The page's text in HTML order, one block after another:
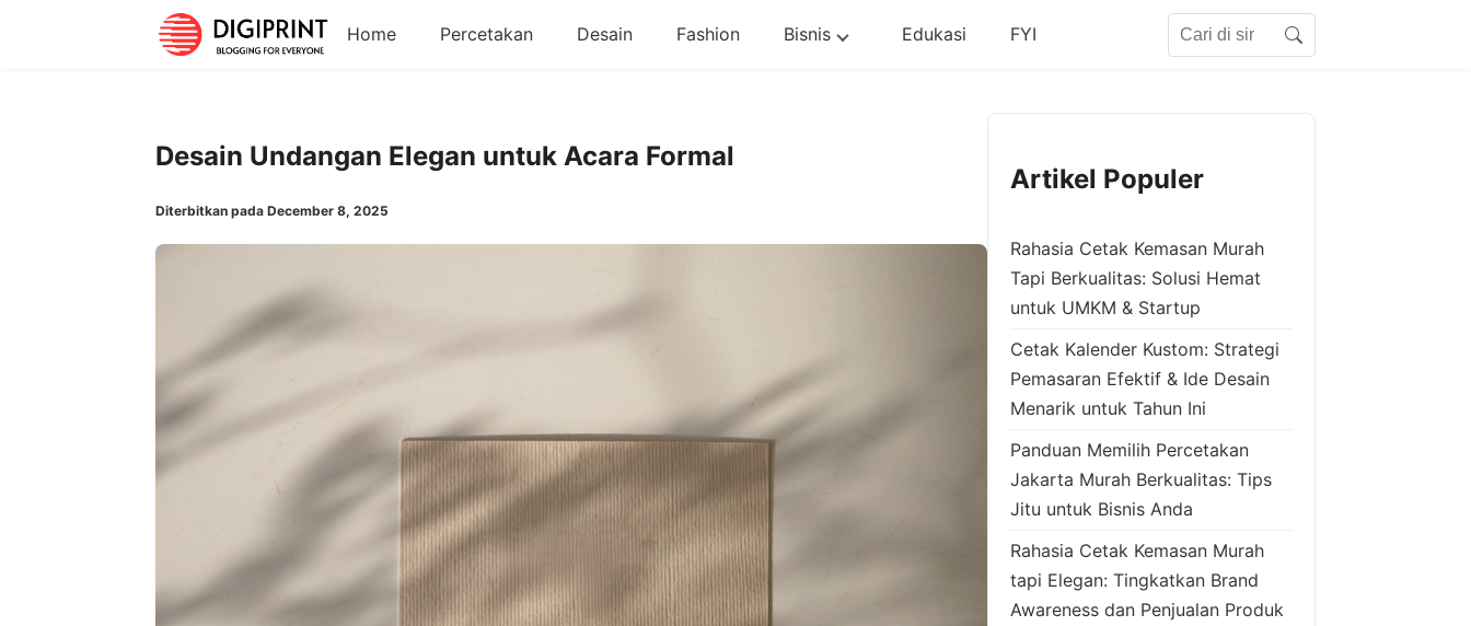
Home Percetakan Desain Fashion Bisnis Edukasi FYI Search
Desain Undangan Elegan untuk Acara Formal
Diterbitkan pada December 8, 2025
Artikel Populer
Rahasia Cetak Kemasan Murah
Tapi Berkualitas: Solusi Hemat
untuk UMKM & Startup
Cetak Kalender Kustom: Strategi
Pemasaran Efektif & Ide Desain
Menarik untuk Tahun Ini
Panduan Memilih Percetakan
Jakarta Murah Berkualitas: Tips
Jitu untuk Bisnis Anda
Rahasia Cetak Kemasan Murah
tapi Elegan: Tingkatkan Brand
Awareness dan Penjualan Produk